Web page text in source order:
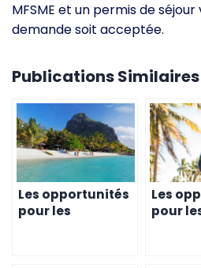
MFSME et un permis de
demande soit acceptée.
Publications Similaires
Les opportunités
pour les
Les
pour